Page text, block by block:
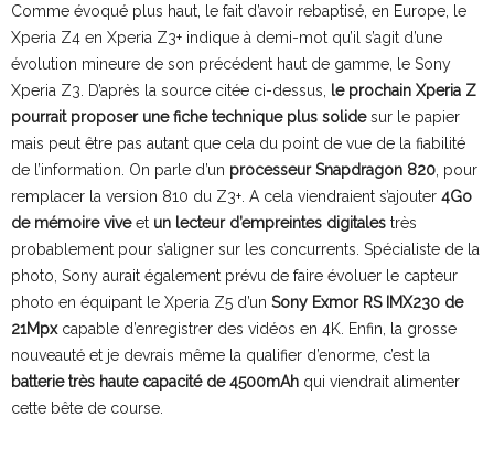
Comme évoqué plus haut, le fait d’avoir rebaptisé, en Europe, le
Xperia Z4 en Xperia Z3+ indique à demi-mot qu’il s’agit d’une
évolution mineure de son précédent haut de gamme, le Sony
Xperia Z3. D’après la source citée ci-dessus,
le prochain Xperia Z
pourrait proposer une fiche technique plus solidesur le papier
mais peut être pas autant que cela du point de vue de la fiabilité
de l’information. On parle d’un processeur Snapdragon 820 , pour
remplacer la version 810 du Z3+. A cela viendraient s’ajouter 4Go
de mémoire viveet un lecteur d’empreintes digitales très
probablement pour s’aligner sur les concurrents. Spécialiste de la
photo, Sony aurait également prévu de faire évoluer le capteur
photo en équipant le Xperia Z5 d’un Sony Exmor RS IMX230 de
21Mpx capable d’enregistrer des vidéos en 4K. Enfin, la grosse
nouveauté et je devrais même la qualifier d’enorme, c’est la
batterie très haute capacité de 4500mAh qui viendrait alimenter
cette bête de course.